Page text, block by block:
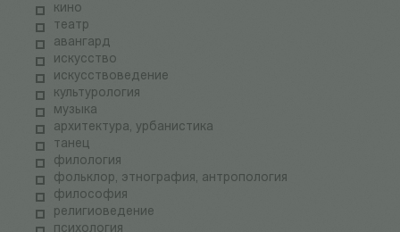
кино
театр
авангард
искусство
искусствоведение
культурология
музыка
архитектура, урбанистика
танец
филология
фольклор, этнография, антропология
философия
религиоведение
психология